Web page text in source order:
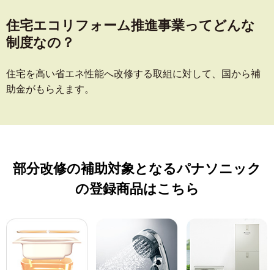
住宅エコリフォーム推進事業ってどんな
制度なの？
住宅を高い省エネ性能へ改修する取組に対して、国から補
助金がもらえます。
部分改修の補助対象となるパナソニック
の登録商品はこちら